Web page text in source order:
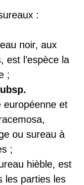
:
noir, aux
est l’espèce la
;
européenne et
ou sureau à
;
hièble, est
les parties les